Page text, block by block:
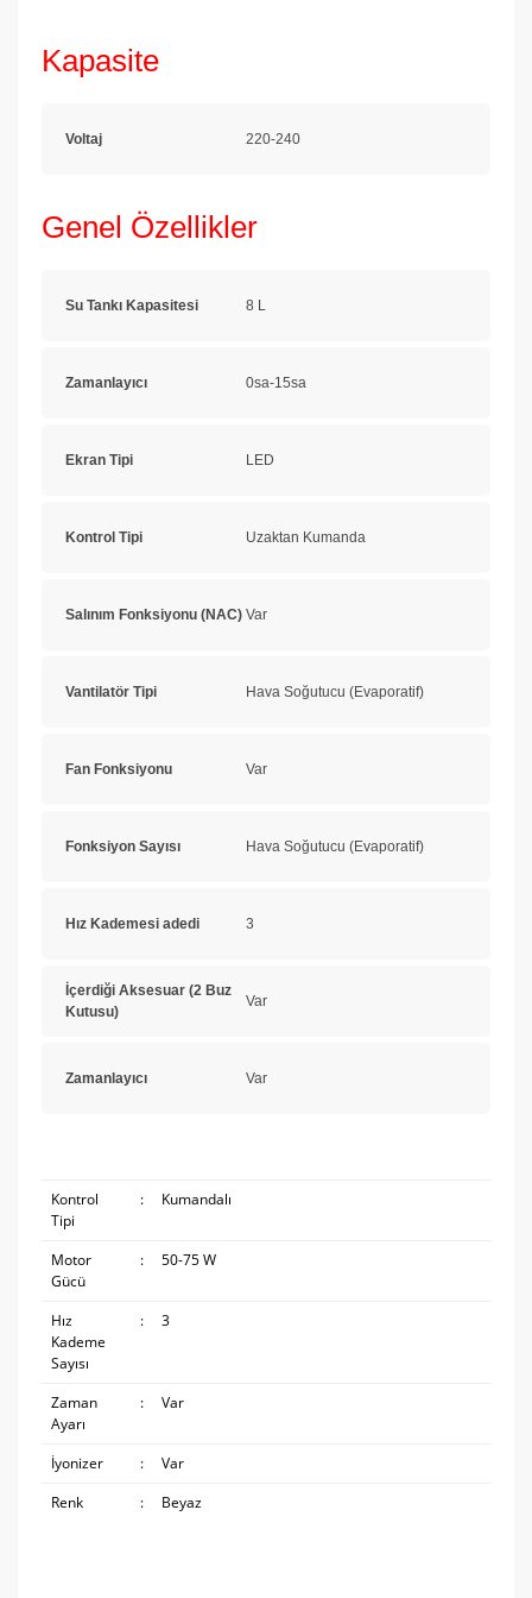
Kapasite
Voltaj 220-240
Genel Özellikler
Su Tankı Kapasitesi 8 L
Zamanlayıcı 0sa-15sa
Ekran Tipi LED
Kontrol Tipi Uzaktan Kumanda
Salınım Fonksiyonu (NAC) Var
Vantilatör Tipi Hava Soğutucu (Evaporatif)
Fan Fonksiyonu Var
Fonksiyon Sayısı Hava Soğutucu (Evaporatif)
Hız Kademesi adedi 3
İçerdiği Aksesuar (2 Buz
Kutusu)
Var
Zamanlayıcı Var
Kontrol
Tipi
: Kumandalı
Motor
Gücü
: 50-75 W
Hız
Kademe
Sayısı
: 3
Zaman
Ayarı
: Var
İyonizer :
Var
Renk
: Beyaz